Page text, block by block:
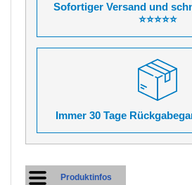
Sofortiger Versand und
⭐⭐⭐⭐⭐
Immer 30 Tage
Produktinfos